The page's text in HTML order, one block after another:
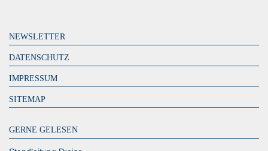
NEWSLETTER
DATENSCHUTZ
IMPRESSUM
SITEMAP
GERNE GELESEN